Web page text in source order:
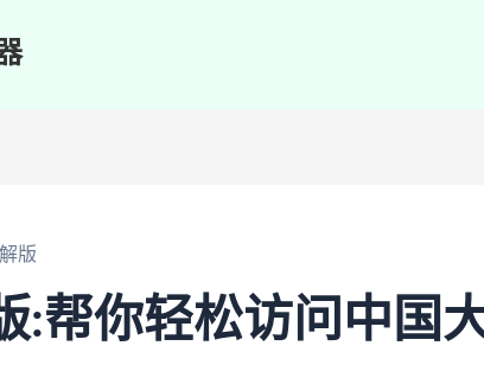
版
:帮你轻松访问中国